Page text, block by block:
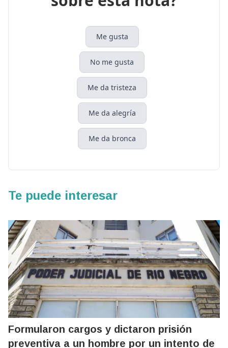
Me gusta
No me gusta
Me da tristeza
Me da alegría
Me da bronca
Te puede interesar
Formularon cargos y dictaron prisión
preventiva a un hombre por un intento de